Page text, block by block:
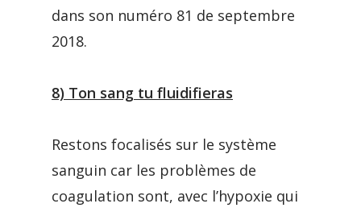
dans son numéro 81 de septembre
2018.
8) Ton sang tu fluidifieras
Restons focalisés sur le système
sanguin car les problèmes de
coagulation sont, avec l’hypoxie qui